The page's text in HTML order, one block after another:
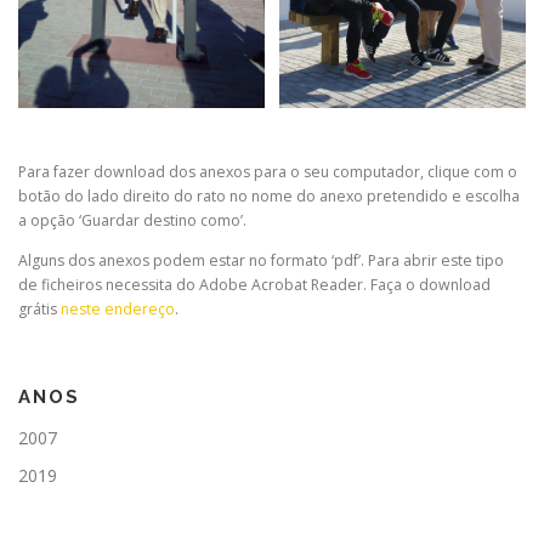
Para fazer download dos anexos para o seu computador, clique com o
botão do lado direito do rato no nome do anexo pretendido e escolha
a opção ‘Guardar destino como’.
Alguns dos anexos podem estar no formato ‘pdf’. Para abrir este tipo
de ficheiros necessita do Adobe Acrobat Reader. Faça o download
grátisneste endereço.
ANOS
2007
2019